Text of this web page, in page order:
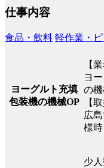
仕事内容
食品・飲料 軽作業・
ヨーグルト充填
包装機の機械OP
【
ヨ
の
【
広
様
少